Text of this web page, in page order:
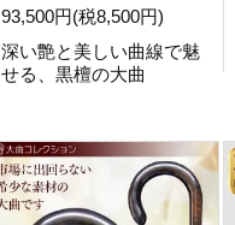
93,500円(税8,500円)
深い艶と美しい曲線で魅
せる、黒檀の大曲